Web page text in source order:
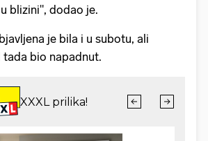
blizini", dodao je.
je bila i u subotu, ali
bio napadnut.